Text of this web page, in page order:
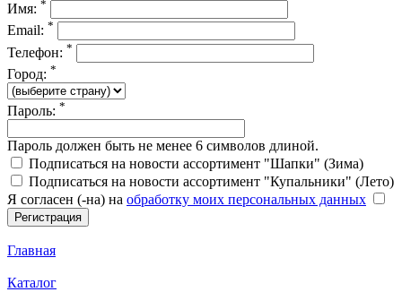
Имя: *
Email: *
Телефон: *
Город: *
Пароль: *
Пароль должен быть не менее 6 символов длиной.
Подписаться на новости ассортимент "Шапки" (Зима)
Подписаться на новости ассортимент "Купальники" (Лето)
Я согласен (-на) на обработку моих персональных данных
Главная
Каталог